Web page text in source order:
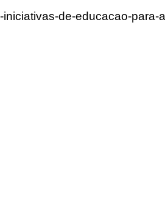
de-educacao-para-